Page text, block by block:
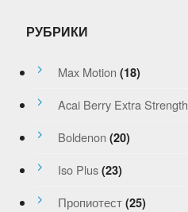
РУБРИКИ
Max Motion (18)
Acai Berry Extra Strength
Boldenon (20)
Iso Plus (23)
Пропиотест (25)